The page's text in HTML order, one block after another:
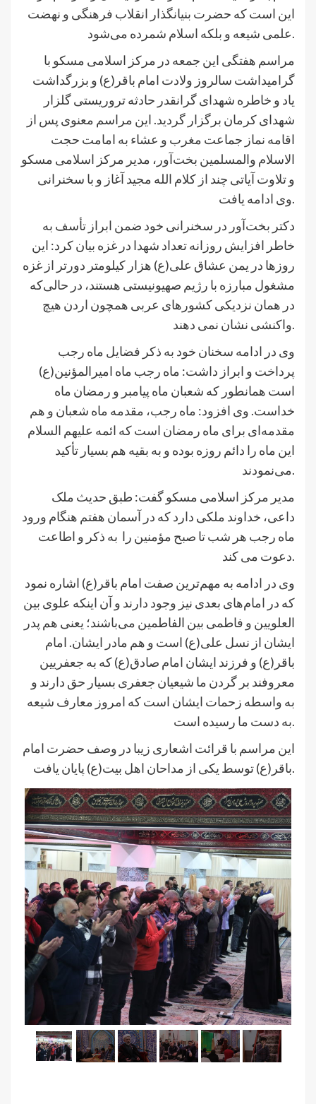
این است که حضرت بنیانگذار انقلاب فرهنگی و نهضت
علمی شیعه و بلکه اسلام شمرده می‌شود.
مراسم هفتگی این جمعه در مرکز اسلامی مسکو با
گرامیداشت سالروز ولادت امام باقر(ع) و بزرگداشت
یاد و خاطره شهدای گرانقدر حادثه تروریستی گلزار
شهدای کرمان برگزار گردید. این مراسم معنوی پس از
اقامه نماز جماعت مغرب و عشاء به امامت حجت
الاسلام والمسلمین بخت‌آور، مدیر مرکز اسلامی مسکو
و تلاوت آیاتی چند از کلام الله مجید آغاز و با سخنرانی
وی ادامه یافت.
دکتر بخت‌آور در سخنرانی خود ضمن ابراز تأسف به
خاطر افزایش روزانه تعداد شهدا در غزه بیان کرد: این
روزها در یمن عشاق علی(ع) هزار کیلومتر دورتر از غزه
مشغول مبارزه با رژیم صهیونیستی هستند، در حالی‌که
در همان نزدیکی کشورهای عربی همچون اردن هیچ
واکنشی نشان نمی دهند.
وی در ادامه سخنان خود به ذکر فضایل ماه رجب
پرداخت و ابراز داشت: ماه رجب ماه امیرالمؤنین(ع)
است همانطور که شعبان ماه پیامبر و رمضان ماه
خداست. وی افزود: ماه رجب، مقدمه ماه شعبان و هم
مقدمه‌ای برای ماه رمضان است که ائمه علیهم السلام
این ماه را دائم روزه بوده و به بقیه هم بسیار تأکید
می‌نمودند.
مدیر مرکز اسلامی مسکو گفت: طبق حدیث ملک
داعی، خداوند ملکی دارد که در آسمان هفتم هنگام ورود
ماه رجب هر شب تا صبح مؤمنین را به ذکر و اطاعت
دعوت می کند.
وی در ادامه به مهم‌ترین صفت امام باقر(ع) اشاره نمود
که در امام‌های بعدی نیز وجود دارند و آن اینکه علوی بین
العلویین و فاطمی بین الفاطمین می‌باشند؛ یعنی هم پدر
ایشان از نسل علی(ع) است و هم مادر ایشان. امام
باقر(ع) و فرزند ایشان امام صادق(ع) که به جعفریین
معروفند بر گردن ما شیعیان جعفری بسیار حق دارند و
به واسطه زحمات ایشان است که امروز معارف شیعه
به دست ما رسیده است.
این مراسم با قرائت اشعاری زیبا در وصف حضرت امام
باقر(ع) توسط یکی از مداحان اهل بیت(ع) پایان یافت.